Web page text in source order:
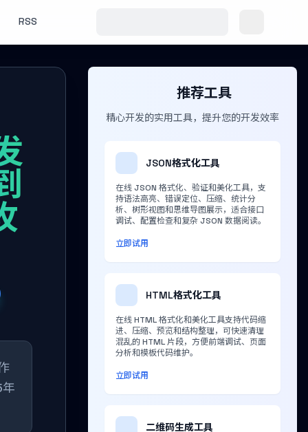
RSS
推荐工具
精心开发的实用工具，提升您的开发效率
JSON格式化工具
在线 JSON 格式化、验证和美化工具，支
持语法高亮、错误定位、压缩、统计分
析、树形视图和思维导图展示，适合接口
调试、配置检查和复杂 JSON 数据阅读。
立即试用
HTML格式化工具
在线 HTML 格式化和美化工具支持代码缩
进、压缩、预览和结构整理，可快速清理
混乱的 HTML 片段，方便前端调试、页面
分析和模板代码维护。
立即试用
二维码生成工具